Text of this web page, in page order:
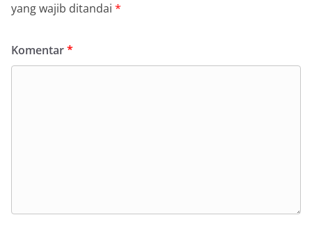
yang wajib ditandai *
Komentar*